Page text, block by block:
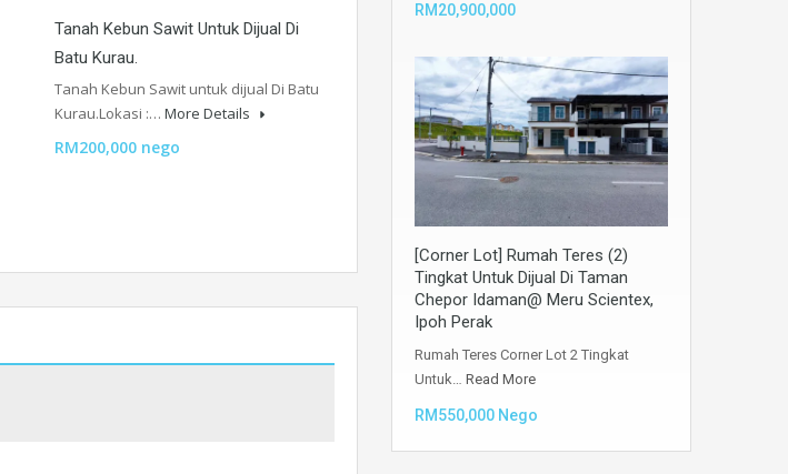
Tanah Kebun Sawit Untuk Dijual Di
Batu Kurau.
Tanah Kebun Sawit untuk dijual Di Batu
Kurau.Lokasi :… More Details
RM200,000 nego
RM20,900,000
[Corner Lot] Rumah Teres (2)
Tingkat Untuk Dijual Di Taman
Chepor Idaman@ Meru Scientex,
Ipoh Perak
Rumah Teres Corner Lot 2 Tingkat
Untuk… Read More
RM550,000 Nego